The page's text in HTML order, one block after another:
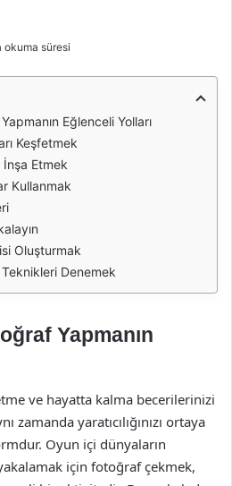
okuma süresi
Eğlenceli Yolları
Keşfetmek
İnşa Etmek
Kullanmak
Oluşturmak
Denemek
Yapmanın
ve hayatta kalma becerilerinizi
zamanda yaratıcılığınızı ortaya
Oyun içi dünyaların
için fotoğraf çekmek,